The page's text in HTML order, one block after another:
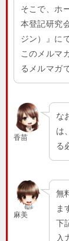
そこで、ホ
本登記研究
ジン）』に
このメルマ
るメルマガ
香苗
な
は
る
麻美
無
ま
下
入